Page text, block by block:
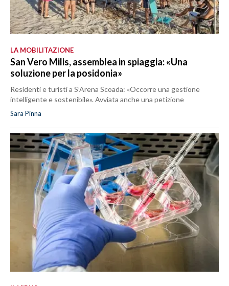
LA MOBILITAZIONE
San Vero Milis, assemblea in spiaggia: «Una
soluzione per la posidonia»
Residenti e turisti a S’Arena Scoada: «Occorre una gestione
intelligente e sostenibile». Avviata anche una petizione
Sara Pinna